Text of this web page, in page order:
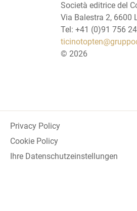
Società editrice del
Via Balestra 2, 6600
Tel: +41 (0)91 756
© 2026
Privacy Policy
Cookie Policy
Ihre Datenschutzeinstellungen